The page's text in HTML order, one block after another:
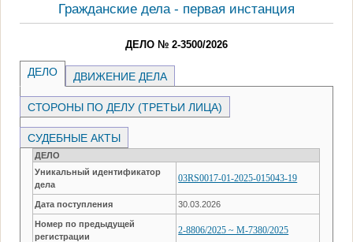
Гражданские дела - первая инстанция
ДЕЛО № 2-3500/2026
ДЕЛО ДВИЖЕНИЕ ДЕЛА
СТОРОНЫ ПО ДЕЛУ (ТРЕТЬИ ЛИЦА)
СУДЕБНЫЕ АКТЫ
ДЕЛО
Уникальный идентификатор
дела
03RS0017-01-2025-015043-19
Дата поступления 30.03.2026
Номер по предыдущей
регистрации
2-8806/2025 ~ М-7380/2025